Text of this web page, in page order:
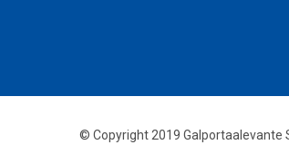
© Copyright 2019 Galportaalevante